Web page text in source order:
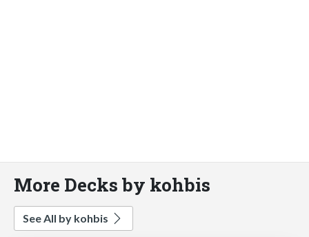
More Decks by kohbis
See All by kohbis